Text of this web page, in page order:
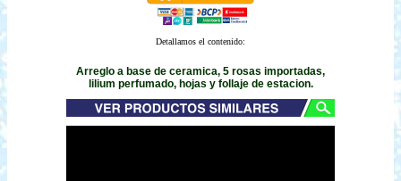
Detallamos el contenido:
Arreglo a base de ceramica, 5 rosas importadas,
lilium perfumado, hojas y follaje de estacion.